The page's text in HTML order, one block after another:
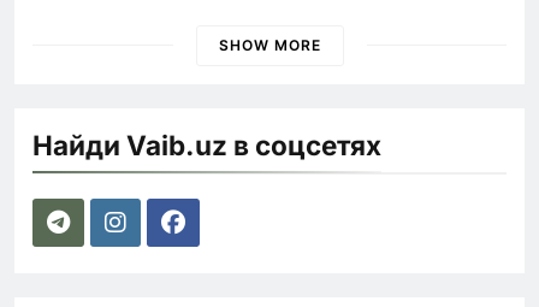
SHOW MORE
Найди Vaib.uz в соцсетях